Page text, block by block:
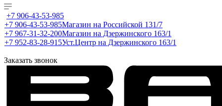
+7 906-43-53-985
+7 906-43-53-985Магазин на Российской 131/7
+7 967-31-32-200Магазин на Дзержинского 163/1
+7 952-83-28-915Уст.Центр на Дзержинского 163/1
Заказать звонок